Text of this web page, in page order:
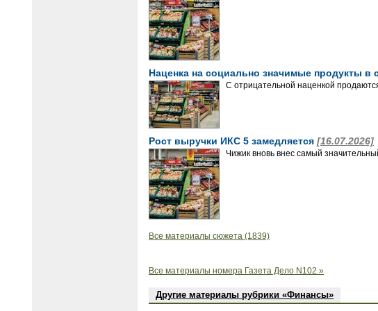
Наценка на социально значимые продукты в
С отрицательной наценкой
Рост выручки ИКС 5 замедляется [16.07.2026]
Чижик вновь внес самый
Все материалы сюжета (1839)
Все материалы номера Газета Дело N102 »
Другие материалы рубрики «Финансы»